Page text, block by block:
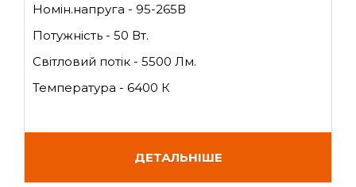
Номін.напруга - 95-265В
Потужність - 50 Вт.
Світловий потік - 5500 Лм.
Температура - 6400 К
ДЕТАЛЬНІШЕ